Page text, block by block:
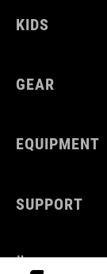
KIDS
GEAR
EQUIPMENT
SUPPORT
ÜBER UNS